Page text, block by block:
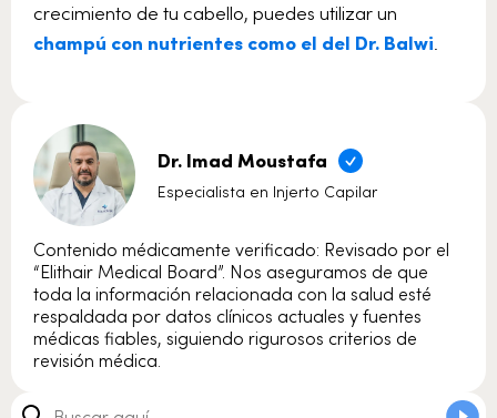
crecimiento de tu cabello, puedes utilizar un
champú con nutrientes como el del Dr. Balwi.
Dr. Imad Moustafa
Especialista en Injerto Capilar
Contenido médicamente verificado: Revisado por el
“Elithair Medical Board”. Nos aseguramos de que
toda la información relacionada con la salud esté
respaldada por datos clínicos actuales y fuentes
médicas fiables, siguiendo rigurosos criterios de
revisión médica.